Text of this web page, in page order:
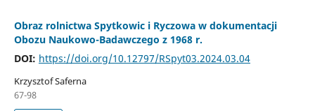
Obraz rolnictwa Spytkowic i Ryczowa w dokumentacji
Obozu Naukowo-Badawczego z 1968 r.
DOI: https://doi.org/10.12797/RSpyt03.2024.03.04
Krzysztof Saferna
67-98